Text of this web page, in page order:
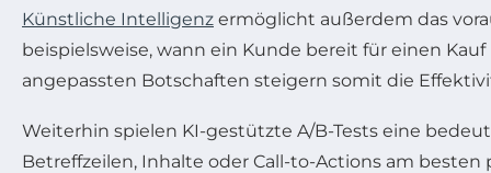
Künstliche Intelligenz ermöglicht außerdem das
beispielsweise, wann ein Kunde bereit für einen
angepassten Botschaften steigern somit die
Weiterhin spielen KI-gestützte A/B-Tests eine
Betreffzeilen, Inhalte oder Call-to-Actions am